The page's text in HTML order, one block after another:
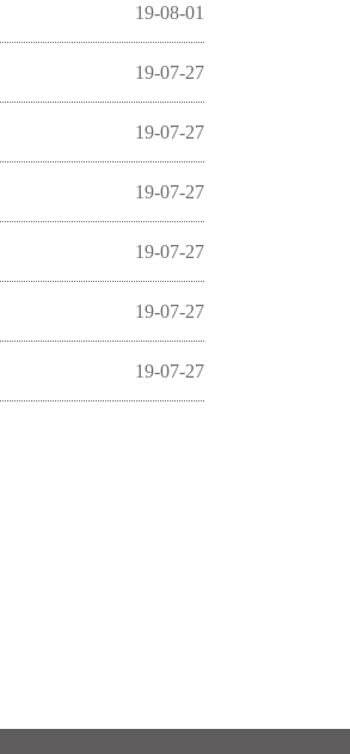
19-08-01
19-07-27
19-07-27
19-07-27
19-07-27
19-07-27
19-07-27